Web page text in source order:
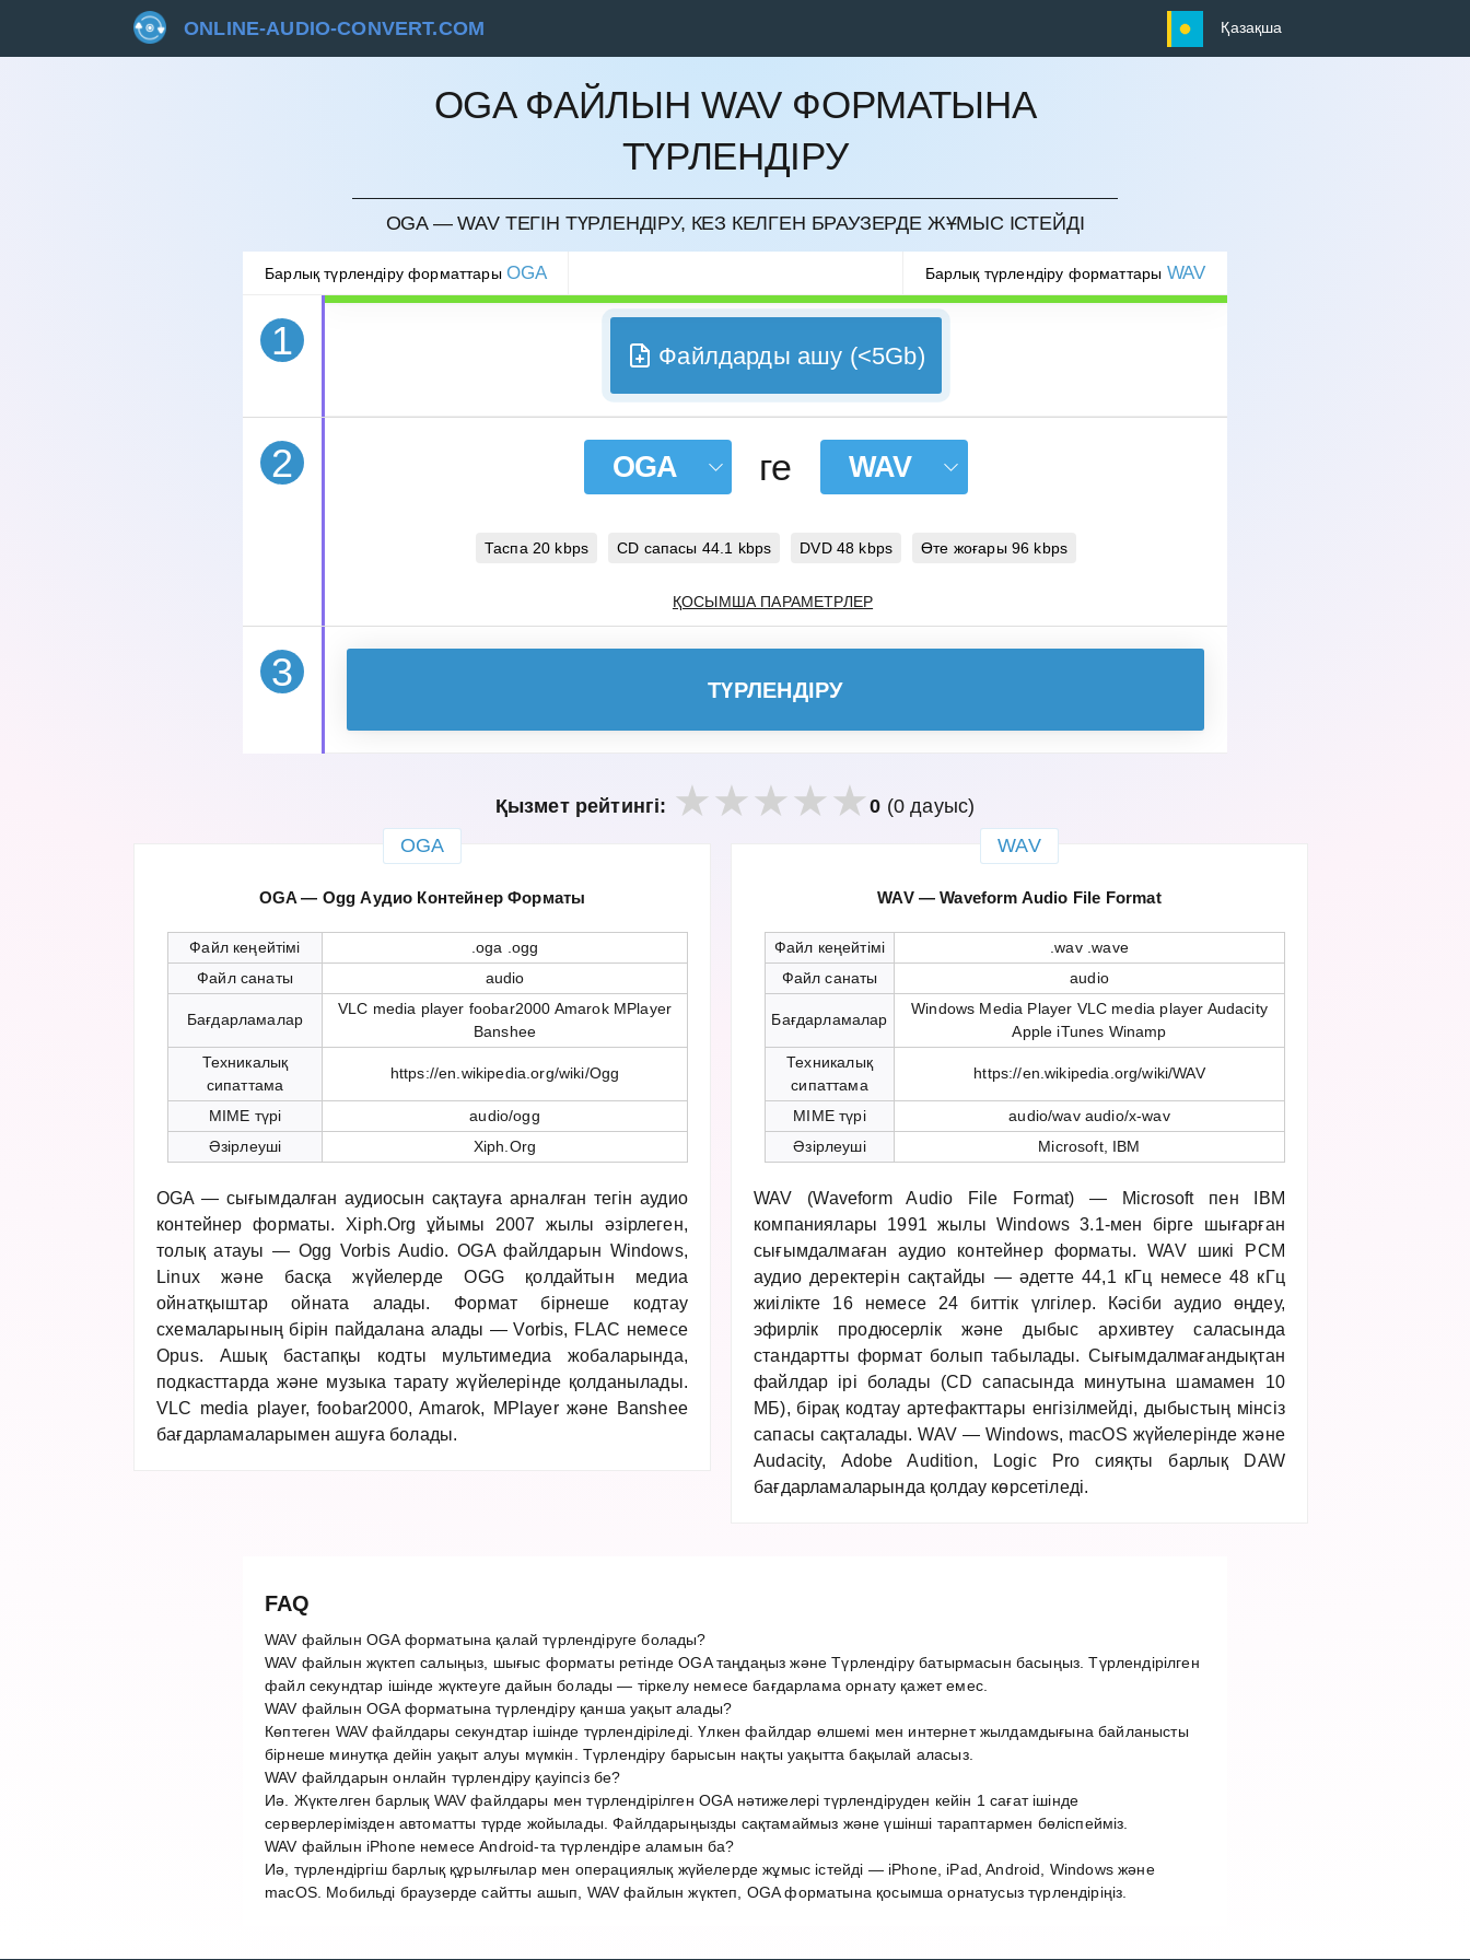
ONLINE-AUDIO-CONVERT.COM Қазақша
OGA ФАЙЛЫН WAV ФОРМАТЫНА
ТҮРЛЕНДІРУ
OGA — WAV ТЕГІН ТҮРЛЕНДІРУ, КЕЗ КЕЛГЕН БРАУЗЕРДЕ ЖҰМЫС ІСТЕЙДІ
Барлық түрлендіру форматтары OGA Барлық түрлендіру форматтары WAV
1
БОЛДЫРМАУ
Файлдарды ашу (<5Gb)
2 OGA ге WAV
Таспа 20 kbps CD сапасы 44.1 kbps DVD 48 kbps Өте жоғары 96 kbps
ҚОСЫМША ПАРАМЕТРЛЕР
3 ТҮРЛЕНДІРУ
Қызмет рейтингі: 0 (0 дауыс)
OGA
OGA — Ogg Аудио Контейнер Форматы
Файл кеңейтімі
.oga .ogg
Файл санаты
audio
Бағдарламалар
VLC media player foobar2000 Amarok MPlayer
Banshee
Техникалық
сипаттама
https://en.wikipedia.org/wiki/Ogg
MIME түрі
audio/ogg
Әзірлеуші
Xiph.Org
OGA — сығымдалған аудиосын сақтауға арналған тегін аудио
контейнер форматы. Xiph.Org ұйымы 2007 жылы әзірлеген,
толық атауы — Ogg Vorbis Audio. OGA файлдарын Windows,
Linux және басқа жүйелерде OGG қолдайтын медиа
ойнатқыштар ойната алады. Формат бірнеше кодтау
схемаларының бірін пайдалана алады — Vorbis, FLAC немесе
Opus. Ашық бастапқы кодты мультимедиа жобаларында,
подкасттарда және музыка тарату жүйелерінде қолданылады.
VLC media player, foobar2000, Amarok, MPlayer және Banshee
бағдарламаларымен ашуға болады.
WAV
WAV — Waveform Audio File Format
Файл кеңейтімі
.wav .wave
Файл санаты
audio
Бағдарламалар
Windows Media Player VLC media player Audacity
Apple iTunes Winamp
Техникалық
сипаттама
https://en.wikipedia.org/wiki/WAV
MIME түрі
audio/wav audio/x-wav
Әзірлеуші
Microsoft, IBM
WAV (Waveform Audio File Format) — Microsoft пен IBM
компаниялары 1991 жылы Windows 3.1-мен бірге шығарған
сығымдалмаған аудио контейнер форматы. WAV шикі PCM
аудио деректерін сақтайды — әдетте 44,1 кГц немесе 48 кГц
жиілікте 16 немесе 24 биттік үлгілер. Кәсіби аудио өңдеу,
эфирлік продюсерлік және дыбыс архивтеу саласында
стандартты формат болып табылады. Сығымдалмағандықтан
файлдар ірі болады (CD сапасында минутына шамамен 10
МБ), бірақ кодтау артефакттары енгізілмейді, дыбыстың мінсіз
сапасы сақталады. WAV — Windows, macOS жүйелерінде және
Audacity, Adobe Audition, Logic Pro сияқты барлық DAW
бағдарламаларында қолдау көрсетіледі.
FAQ
WAV файлын OGA форматына қалай түрлендіруге болады?
WAV файлын жүктеп салыңыз, шығыс форматы ретінде OGA таңдаңыз және Түрлендіру батырмасын басыңыз. Түрлендірілген
файл секундтар ішінде жүктеуге дайын болады — тіркелу немесе бағдарлама орнату қажет емес.
WAV файлын OGA форматына түрлендіру қанша уақыт алады?
Көптеген WAV файлдары секундтар ішінде түрлендіріледі. Үлкен файлдар өлшемі мен интернет жылдамдығына байланысты
бірнеше минутқа дейін уақыт алуы мүмкін. Түрлендіру барысын нақты уақытта бақылай аласыз.
WAV файлдарын онлайн түрлендіру қауіпсіз бе?
Иә. Жүктелген барлық WAV файлдары мен түрлендірілген OGA нәтижелері түрлендіруден кейін 1 сағат ішінде
серверлерімізден автоматты түрде жойылады. Файлдарыңызды сақтамаймыз және үшінші тараптармен бөліспейміз.
WAV файлын iPhone немесе Android-та түрлендіре аламын ба?
Иә, түрлендіргіш барлық құрылғылар мен операциялық жүйелерде жұмыс істейді — iPhone, iPad, Android, Windows және
macOS. Мобильді браузерде сайтты ашып, WAV файлын жүктеп, OGA форматына қосымша орнатусыз түрлендіріңіз.